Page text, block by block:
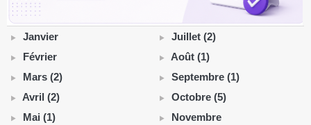
Janvier
Février
Mars (2)
Avril (2)
Mai (1)
Juillet (2)
Août (1)
Septembre (1)
Octobre (5)
Novembre